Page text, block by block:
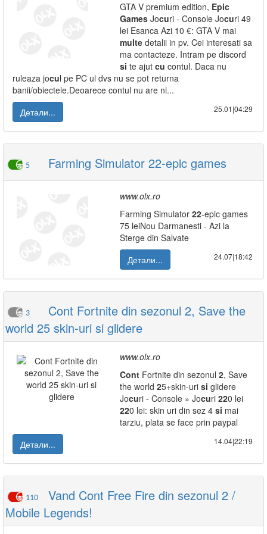
GTA V premium edition, Epic
Games Jocuri - Console Jocuri 49
lei Esanca Azi 10 €: GTA V mai
multe detalii in pv. Cei interesati sa
ma contacteze. Intram pe discord
si te ajut cu contul. Daca nu
ruleaza jocul pe PC ul dvs nu se pot returna
banii/obiectele.Deoarece contul nu are ni...
Детали...
25.01|04:29
5 Farming Simulator 22-epic games
www.olx.ro
Farming Simulator 22-epic games
75 leiNou Darmanesti - Azi la
Sterge din Salvate
Детали...
24.07|18:42
3
Cont Fortnite din sezonul 2, Save the
world 25 skin-uri si glidere
www.olx.ro
Cont Fortnite din sezonul 2, Save
the world 25+skin-uri si glidere
Jocuri - Console » Jocuri 220 lei
220 lei: skin uri din sez 4 si mai
tarziu, plata se face prin paypal
Детали...
14.04|22:19
110
Vand Cont Free Fire din sezonul 2 /
Mobile Legends!